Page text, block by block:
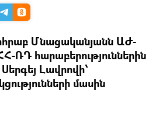
Մնացականյանն ԱԺ-
ՌԴ հարաբերություններին
Լավրովի՝
մասին